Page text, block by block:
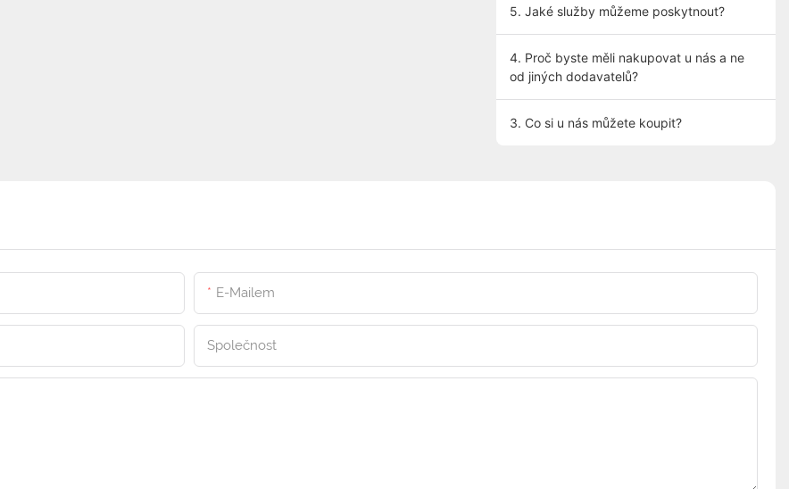
5. Jaké služby můžeme poskytnout?
4. Proč byste měli nakupovat u nás a ne
od jiných dodavatelů?
3. Co si u nás můžete koupit?
E-Mailem
Společnost